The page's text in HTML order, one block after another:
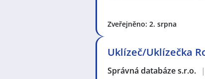
Zveřejněno: 2. srpna
Uklízeč/Uklízečka
Správná databáze s.r.o. |